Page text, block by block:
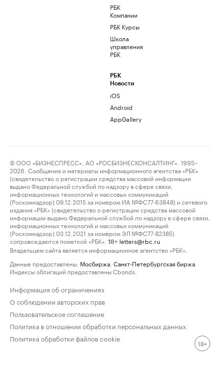
РБК
Компании
РБК Курсы
Школа
управления
РБК
РБК
Новости
iOS
Android
AppGallery
© ООО «БИЗНЕСПРЕСС», АО «РОСБИЗНЕСКОНСАЛТИНГ», 1995–
2026. Сообщения и материалы информационного агентства «РБК»
(свидетельство о регистрации средства массовой информации
выдано Федеральной службой по надзору в сфере связи,
информационных технологий и массовых коммуникаций
(Роскомнадзор) 09.12.2015 за номером ИА №ФС77-63848) и сетевого
издания «РБК» (свидетельство о регистрации средства массовой
информации выдано Федеральной службой по надзору в сфере связи,
информационных технологий и массовых коммуникаций
(Роскомнадзор) 03.12.2021 за номером ЭЛ №ФС77-82385)
сопровождаются пометкой «РБК».
18+ letters@rbc.ru
Владельцем сайта является информационное агентство «РБК».
Данные предоставлены: Мосбиржа Санкт-Петербургская биржа
Индексы облигаций предоставлены Cbonds.
Информация об ограничениях
О соблюдении авторских прав
Пользовательское соглашение
Политика в отношении обработки персональных данных
Политика обработки файлов cookie
18+